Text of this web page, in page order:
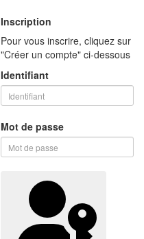
Inscription
Pour vous inscrire, cliquez sur
"Créer un compte" ci-dessous
Identifiant
Mot de passe